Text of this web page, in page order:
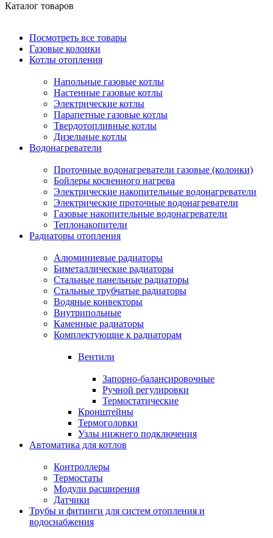
Каталог товаров
Посмотреть все товары
Газовые колонки
Котлы отопления
Напольные газовые котлы
Настенные газовые котлы
Электрические котлы
Парапетные газовые котлы
Твердотопливные котлы
Дизельные котлы
Водонагреватели
Проточные водонагреватели газовые (колонки)
Бойлеры косвенного нагрева
Электрические накопительные водонагреватели
Электрические проточные водонагреватели
Газовые накопительные водонагреватели
Теплонакопители
Радиаторы отопления
Алюминиевые радиаторы
Биметаллические радиаторы
Стальные панельные радиаторы
Стальные трубчатые радиаторы
Водяные конвекторы
Внутрипольные
Каменные радиаторы
Комплектующие к радиаторам
Вентили
Запорно-балансировочные
Ручной регулировки
Термостатические
Кронштейны
Термоголовки
Узлы нижнего подключения
Автоматика для котлов
Контроллеры
Термостаты
Модули расширения
Датчики
Трубы и фитинги для систем отопления и
водоснабжения